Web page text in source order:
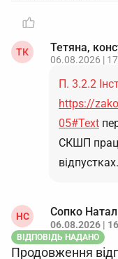
ТК Тетяна,
06.08.2026 |
П. 3.2.2
https://
05#Text
СКШП
НС Сопко
06.08.2026 |
ВІДПОВІДЬ НАДАНО
Продовження